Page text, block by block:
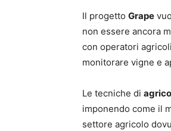
Il progetto Grape
non essere ancora
con operatori
monitorare vigne e
Le tecniche di
imponendo come il
settore agricolo